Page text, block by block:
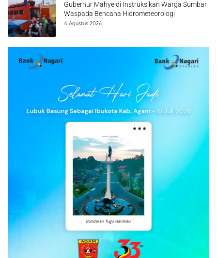
Gubernur Mahyeldi Instruksikan Warga Sumbar
Waspada Bencana Hidrometeorologi
4 Agustus 2026